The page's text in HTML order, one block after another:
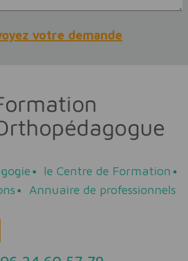
le Centre de Formation
Annuaire de professionnels